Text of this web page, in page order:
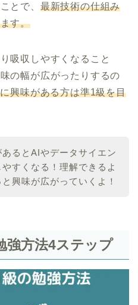
とで、 最新技術の仕組み
す。
吸収しやすくなること
の幅が広がったりするの
興味がある方は準1級を目
るとAIやデータサイエン
すくなる！理解できるよ
興味が広がっていくよ！
強方法4ステップ